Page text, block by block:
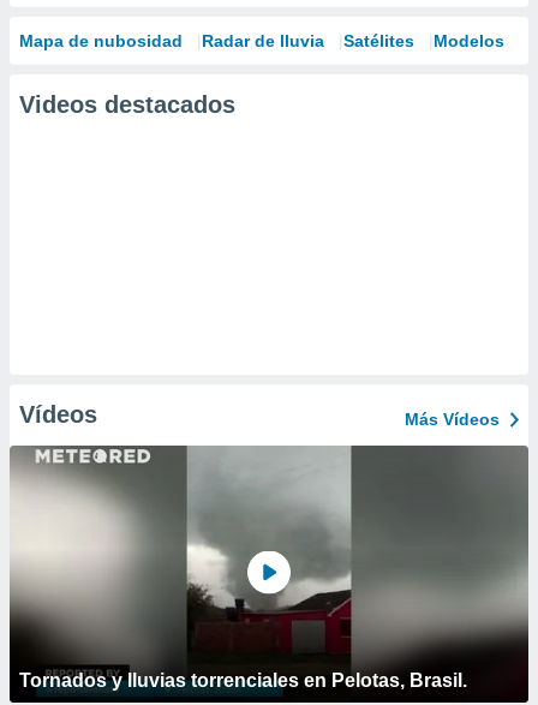
Mapa de nubosidad Radar de lluvia Satélites Modelos
Videos destacados
Vídeos Más Vídeos
Tornados y lluvias torrenciales en Pelotas, Brasil.